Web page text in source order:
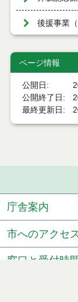
後援事業
ページ情報
公開日
公開終了日
最終更新日
庁舎案内
市へのアクセス
窓口と受付時